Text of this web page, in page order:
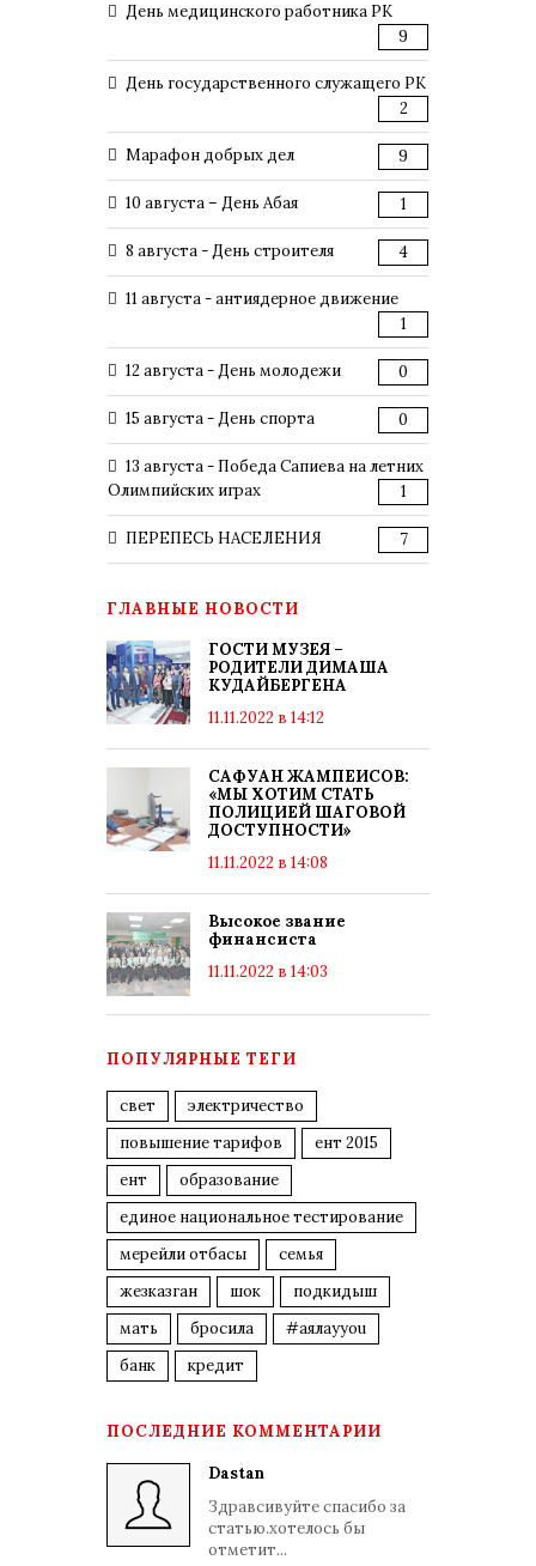
День медицинского работника РК
9
День государственного служащего РК
2
Марафон добрых дел 9
10 августа – День Абая 1
8 августа - День строителя 4
11 августа - антиядерное движение
1
12 августа - День молодежи 0
15 августа - День спорта 0
13 августа - Победа Сапиева на летних
Олимпийских играх
1
ПЕРЕПЕСЬ НАСЕЛЕНИЯ 7
ГЛАВНЫЕ НОВОСТИ
ГОСТИ МУЗЕЯ –
РОДИТЕЛИ ДИМАША
КУДАЙБЕРГЕНА
11.11.2022 в 14:12
САФУАН ЖАМПЕИСОВ:
«МЫ ХОТИМ СТАТЬ
ПОЛИЦИЕЙ ШАГОВОЙ
ДОСТУПНОСТИ»
11.11.2022 в 14:08
Высокое звание
финансиста
11.11.2022 в 14:03
ПОПУЛЯРНЫЕ ТЕГИ
свет
электричество
повышение тарифов
ент 2015
ент
образование
единое национальное тестирование
мерейли отбасы
семья
жезказган
шок
подкидыш
мать
бросила
#аялауyou
банк
кредит
ПОСЛЕДНИЕ КОММЕНТАРИИ
Dastan
Здравсивуйте спасибо за
статью.хотелось бы
отметит...